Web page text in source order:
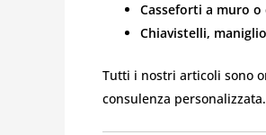
Casseforti a muro o
Chiavistelli,
Tutti i nostri articoli sono
consulenza personalizzata.